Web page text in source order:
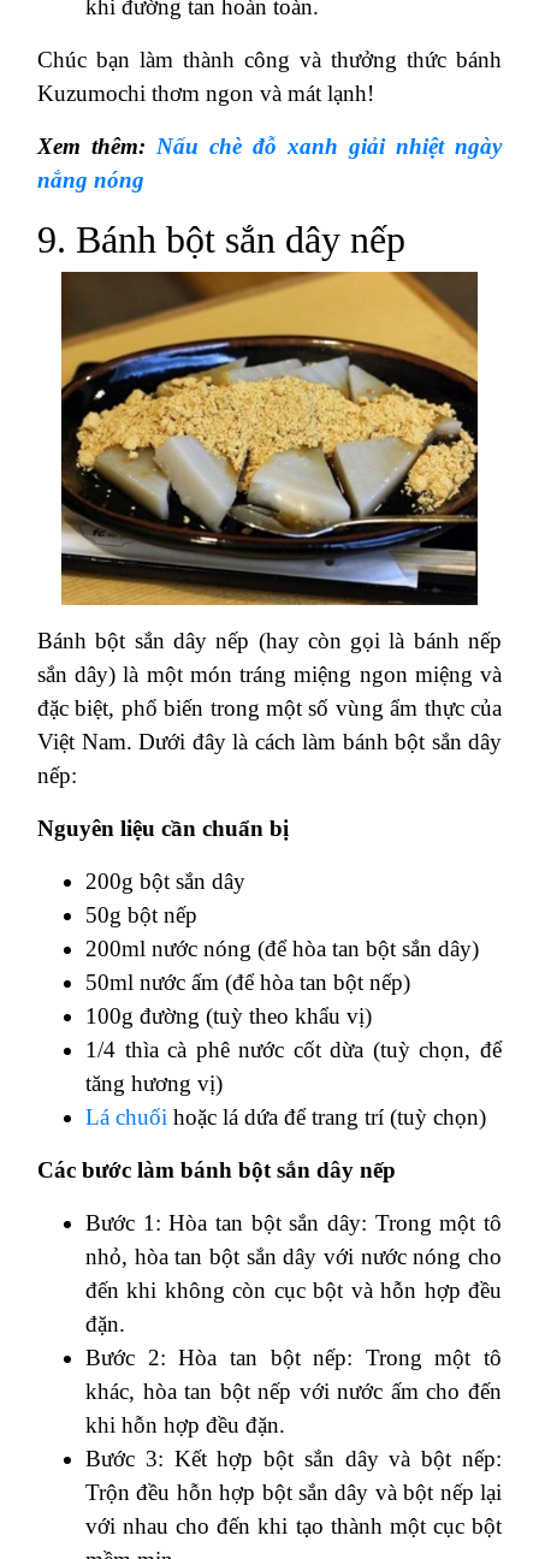
khi đường tan hoàn toàn.
Chúc bạn làm thành công và thưởng thức bánh
Kuzumochi thơm ngon và mát lạnh!
Xem thêm: Nấu chè đỗ xanh giải nhiệt ngày
nắng nóng
9. Bánh bột sắn dây nếp
Bánh bột sắn dây nếp (hay còn gọi là bánh nếp
sắn dây) là một món tráng miệng ngon miệng và
đặc biệt, phổ biến trong một số vùng ẩm thực của
Việt Nam. Dưới đây là cách làm bánh bột sắn dây
nếp:
Nguyên liệu cần chuẩn bị
200g bột sắn dây
50g bột nếp
200ml nước nóng (để hòa tan bột sắn dây)
50ml nước ấm (để hòa tan bột nếp)
100g đường (tuỳ theo khẩu vị)
1/4 thìa cà phê nước cốt dừa (tuỳ chọn, để
tăng hương vị)
Lá chuối hoặc lá dứa để trang trí (tuỳ chọn)
Các bước làm bánh bột sắn dây nếp
Bước 1: Hòa tan bột sắn dây: Trong một tô
nhỏ, hòa tan bột sắn dây với nước nóng cho
đến khi không còn cục bột và hỗn hợp đều
đặn.
Bước 2: Hòa tan bột nếp: Trong một tô
khác, hòa tan bột nếp với nước ấm cho đến
khi hỗn hợp đều đặn.
Bước 3: Kết hợp bột sắn dây và bột nếp:
Trộn đều hỗn hợp bột sắn dây và bột nếp lại
với nhau cho đến khi tạo thành một cục bột